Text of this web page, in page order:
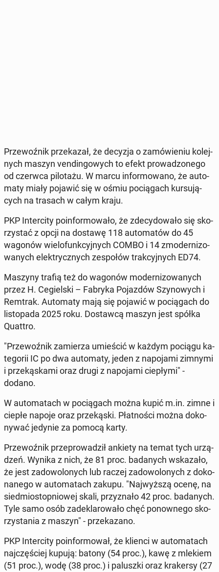
Prze­woź­nik prze­ka­zał, że decyzja o za­mó­wie­niu ko­lej­
nych maszyn ven­din­go­wych to efekt pro­wa­dzo­ne­go
od czerwca pi­lo­ta­żu. W marcu in­for­mo­wa­no, że au­to­
ma­ty miały pojawić się w ośmiu po­cią­gach kur­su­ją­
cych na trasach w całym kraju.
PKP In­ter­ci­ty po­in­for­mo­wa­ło, że zde­cy­do­wa­ło się sko­
rzy­stać z opcji na dostawę 118 au­to­ma­tów do 45
wagonów wie­lo­funk­cyj­nych COMBO i 14 zmo­der­ni­zo­
wa­nych elek­trycz­nych ze­spo­łów trak­cyj­nych ED74.
Maszyny trafią też do wagonów mo­der­ni­zo­wa­nych
przez H. Ce­giel­ski – Fabryka Po­jaz­dów Szy­no­wych i
Remtrak. Au­to­ma­ty mają się pojawić w po­cią­gach do
li­sto­pa­da 2025 roku. Do­staw­cą maszyn jest spółka
Quattro.
"Prze­woź­nik za­mie­rza umie­ścić w każdym pociągu ka­
te­go­rii IC po dwa au­to­ma­ty, jeden z na­po­ja­mi zimnymi
i prze­ką­ska­mi oraz drugi z na­po­ja­mi cie­pły­mi" -
dodano.
W au­to­ma­tach w po­cią­gach można kupić m.in. zimne i
ciepłe napoje oraz prze­ką­ski. Płat­no­ści można do­ko­
ny­wać jedynie za pomocą karty.
Prze­woź­nik prze­pro­wa­dził ankiety na temat tych urzą­
dzeń. Wynika z nich, że 81 proc. ba­da­nych wska­za­ło,
że jest za­do­wo­lo­nych lub raczej za­do­wo­lo­nych z do­ko­
na­ne­go w au­to­ma­tach zakupu. "Naj­wyż­szą ocenę, na
sied­mio­stop­nio­wej skali, przy­zna­ło 42 proc. ba­da­nych.
Tyle samo osób za­de­kla­ro­wa­ło chęć po­now­ne­go sko­
rzy­sta­nia z maszyn" - prze­ka­za­no.
PKP In­ter­ci­ty po­in­for­mo­wał, że klienci w au­to­ma­tach
naj­czę­ściej kupują: batony (54 proc.), kawę z mlekiem
(51 proc.), wodę (38 proc.) i pa­lusz­ki oraz kra­ker­sy (27